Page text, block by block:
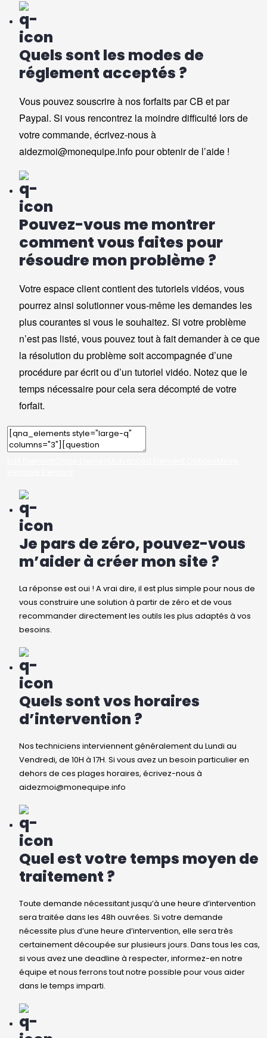
Quels sont les modes de
réglement acceptés ?
Vous pouvez souscrire à nos forfaits par CB et par
Paypal. Si vous rencontrez la moindre difficulté lors de
votre commande, écrivez-nous à
aidezmoi@monequipe.infopour obtenir de l’aide !
Pouvez-vous me montrer
comment vous faites pour
résoudre mon problème ?
Votre espace client contient des tutoriels vidéos, vous
pourrez ainsi solutionner vous-même les demandes les
plus courantes si vous le souhaitez. Si votre problème
n’est pas listé, vous pouvez tout à fait demander à ce que
la résolution du problème soit accompagnée d’une
procédure par écrit ou d’un tutoriel vidéo. Notez que le
temps nécessaire pour cela sera décompté de votre
forfait.
Je pars de zéro, pouvez-vous
m’aider à créer mon site ?
La réponse est oui ! A vrai dire, il est plus simple pour nous de
vous construire une solution à partir de zéro et de vous
recommander directement les outils les plus adaptés à vos
besoins.
Quels sont vos horaires
d’intervention ?
Nos techniciens interviennent généralement du Lundi au
Vendredi, de 10H à 17H. Si vous avez un besoin particulier en
dehors de ces plages horaires, écrivez-nous à
aidezmoi@monequipe.info
Quel est votre temps moyen de
traitement ?
Toute demande nécessitant jusqu’à une heure d’intervention
sera traitée dans les 48h ouvrées. Si votre demande
nécessite plus d’une heure d’intervention, elle sera très
certainement découpée sur plusieurs jours. Dans tous les cas,
si vous avez une deadline à respecter, informez-en notre
équipe et nous ferrons tout notre possible pour vous aider
dans le temps imparti.